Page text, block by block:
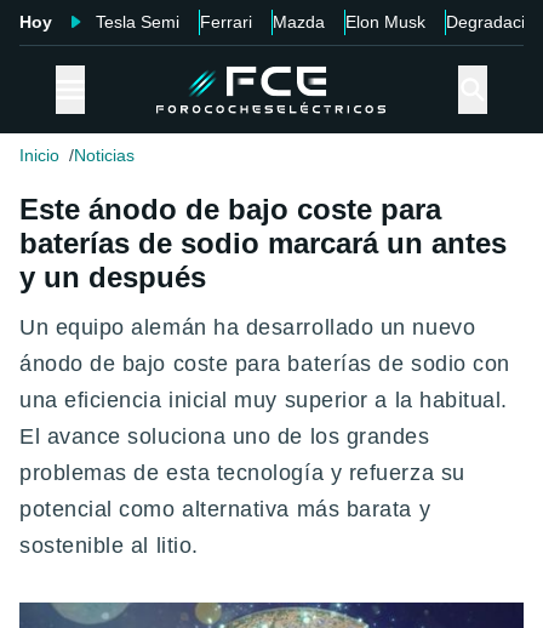
Hoy Tesla Semi Ferrari Mazda Elon Musk Degradación
Inicio Noticias
Este ánodo de bajo coste para
baterías de sodio marcará un antes
y un después
Un equipo alemán ha desarrollado un nuevo
ánodo de bajo coste para baterías de sodio con
una eficiencia inicial muy superior a la habitual.
El avance soluciona uno de los grandes
problemas de esta tecnología y refuerza su
potencial como alternativa más barata y
sostenible al litio.